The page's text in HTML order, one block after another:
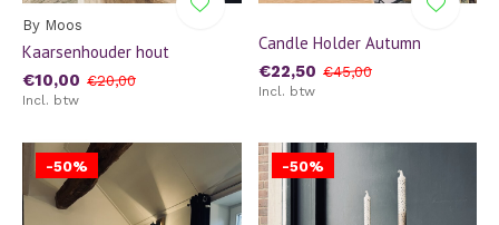
By Moos
Kaarsenhouder hout
€10,00 €20,00
Incl. btw
Candle Holder Autumn
€22,50 €45,00
Incl. btw
-50% -50%